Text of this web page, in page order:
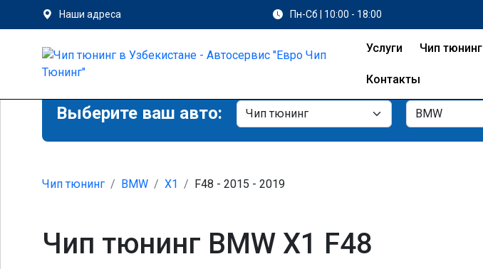
Наши адреса Пн-Сб | 10:00 - 18:00
Услуги Чип тюнинг
Контакты
Выберите ваш авто:
Чип тюнинг BMW X1 F48 - 2015 - 2019
Чип тюнинг BMW X1 F48